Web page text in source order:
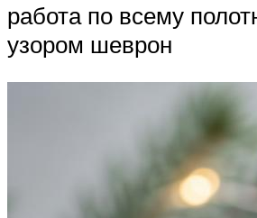
работа по всему
узором шеврон